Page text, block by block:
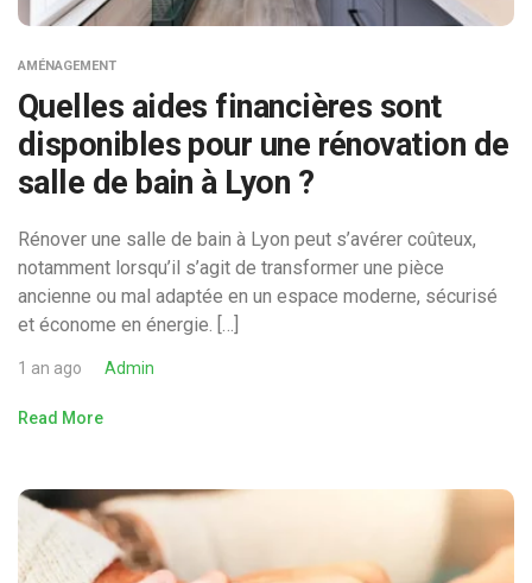
AMÉNAGEMENT
Quelles aides financières sont
disponibles pour une rénovation de
salle de bain à Lyon ?
Rénover une salle de bain à Lyon peut s’avérer coûteux,
notamment lorsqu’il s’agit de transformer une pièce
ancienne ou mal adaptée en un espace moderne, sécurisé
et économe en énergie. […]
1 an ago Admin
Read More